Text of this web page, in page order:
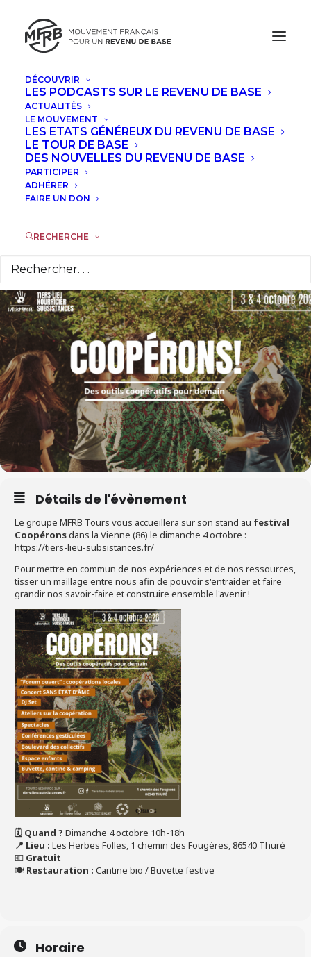
DÉCOUVRIR
LES PODCASTS SUR LE REVENU DE BASE
ACTUALITÉS
LE MOUVEMENT
LES ETATS GÉNÉREUX DU REVENU DE BASE
LE TOUR DE BASE
DES NOUVELLES DU REVENU DE BASE
PARTICIPER
ADHÉRER
FAIRE UN DON
RECHERCHE
OCTOBRE, 2026
LE GROUPE MFRB TOURS SERA AU
FESTIVAL COOPÉRONS DANS LA
VIENNE (86)
DIM
OCT
Détails de l'évènement
Le groupe MFRB Tours vous accueillera sur son stand au festival
Coopéronsdans la Vienne (86) le dimanche 4 octobre :
https://tiers-lieu-subsistances.fr/
Pour mettre en commun de nos expériences et de nos ressources,
tisser un maillage entre nous afin de pouvoir s'entraider et faire
grandir nos savoir-faire et construire ensemble l'avenir !
🗓️ Quand ? Dimanche 4 octobre 10h-18h
📍 Lieu : Les Herbes Folles, 1 chemin des Fougères, 86540 Thuré
💶 Gratuit
🍽️ Restauration : Cantine bio / Buvette festive
Horaire